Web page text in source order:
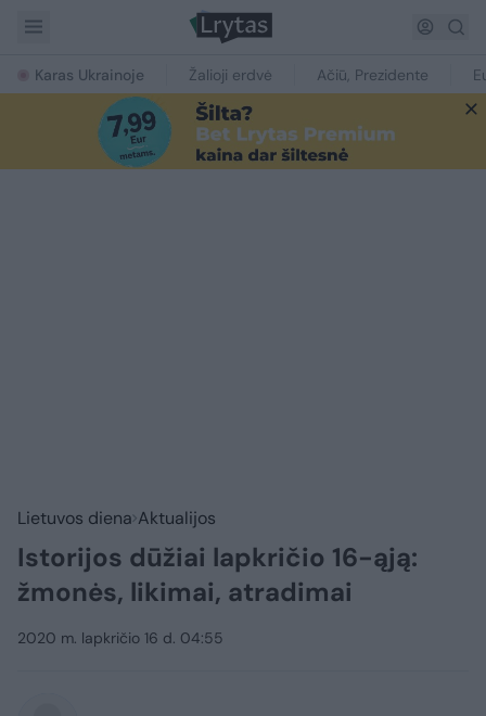
Karas Ukrainoje Žalioji erdvė Ačiū, Prezidente
Lietuvos diena Aktualijos
Istorijos dūžiai lapkričio 16-ąją:
žmonės, likimai, atradimai
2020 m. lapkričio 16 d. 04:55